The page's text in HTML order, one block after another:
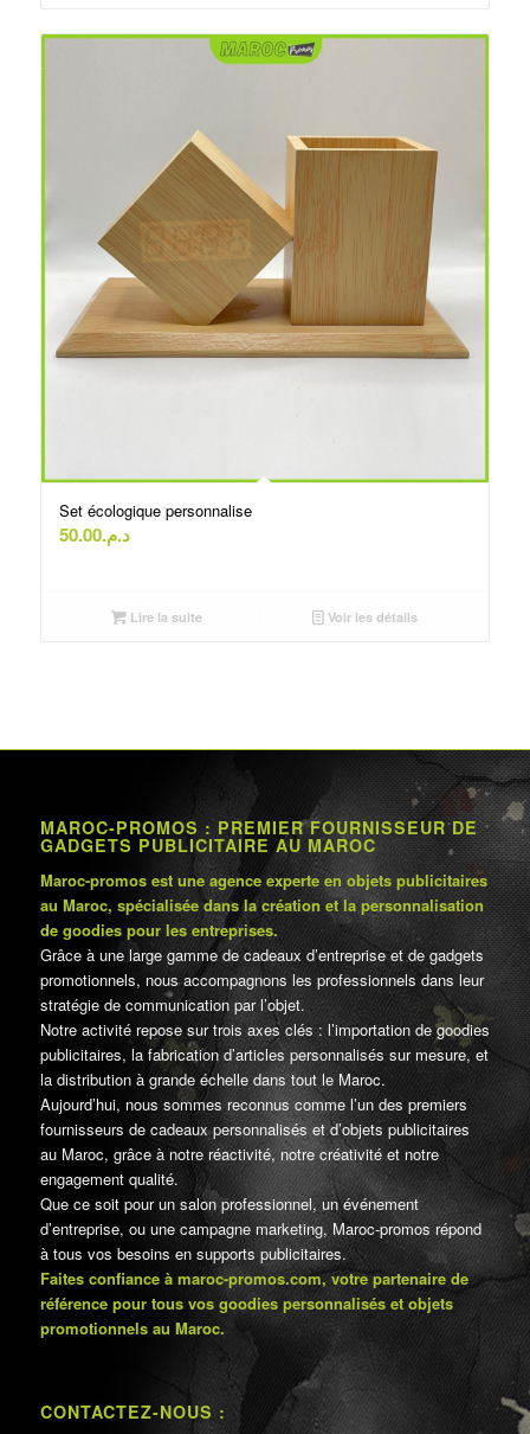
Set écologique personnalise
د.م.50.00
Lire la suite Voir les détails
MAROC-PROMOS : PREMIER FOURNISSEUR DE
GADGETS PUBLICITAIRE AU MAROC
Maroc-promos est une agence experte en objets publicitaires
au Maroc, spécialisée dans la création et la personnalisation
de goodies pour les entreprises.
Grâce à une large gamme de cadeaux d’entreprise et de gadgets
promotionnels, nous accompagnons les professionnels dans leur
stratégie de communication par l’objet.
Notre activité repose sur trois axes clés : l’importation de goodies
publicitaires, la fabrication d’articles personnalisés sur mesure, et
la distribution à grande échelle dans tout le Maroc.
Aujourd’hui, nous sommes reconnus comme l’un des premiers
fournisseurs de cadeaux personnalisés et d’objets publicitaires
au Maroc, grâce à notre réactivité, notre créativité et notre
engagement qualité.
Que ce soit pour un salon professionnel, un événement
d’entreprise, ou une campagne marketing, Maroc-promos répond
à tous vos besoins en supports publicitaires.
Faites confiance à maroc-promos.com, votre partenaire de
référence pour tous vos goodies personnalisés et objets
promotionnels au Maroc.
CONTACTEZ-NOUS :